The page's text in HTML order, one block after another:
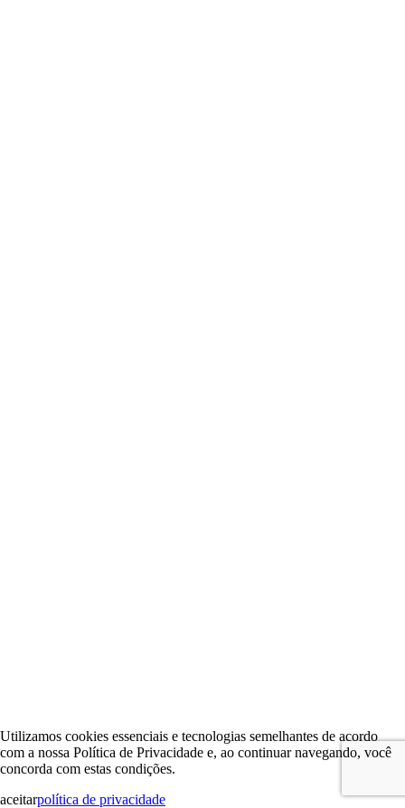
Utilizamos cookies essenciais e tecnologias semelhantes de acordo
com a nossa Política de Privacidade e, ao continuar navegando, você
concorda com estas condições.
aceitarpolítica de privacidade